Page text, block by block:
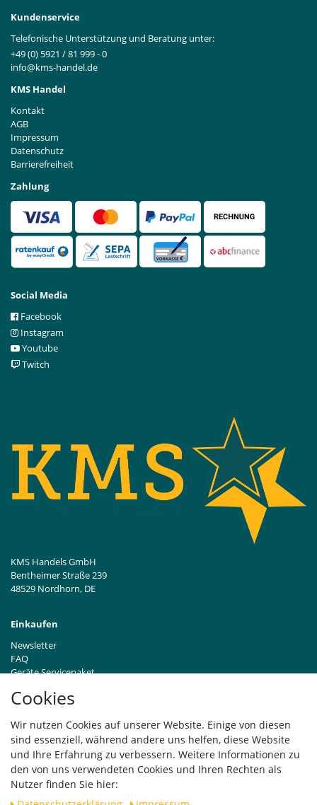
Cookies
Wir nutzen Cookies auf unserer Website. Einige von diesen
sind essenziell, während andere uns helfen, diese Website
und Ihre Erfahrung zu verbessern. Weitere Informationen zu
den von uns verwendeten Cookies und Ihren Rechten als
Nutzer finden Sie hier:
Kundenservice
Telefonische Unterstützung und Beratung unter:
+49 (0) 5921 / 81 999 - 0
info@kms-handel.de
KMS Handel
Kontakt
AGB
Impressum
Datenschutz
Barrierefreiheit
Zahlung
Social Media
Facebook
Instagram
Youtube
Twitch
KMS Handels GmbH
Bentheimer Straße 239
48529 Nordhorn, DE
Einkaufen
Newsletter
FAQ
Geräte Servicepaket
Händleranfragen B2B
Widerrufsrecht
Vertrag widerrufen
Versand